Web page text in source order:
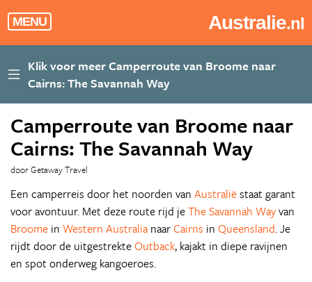
MENU Australie.nl
Camperroute van Broome naar
Cairns: The Savannah Way
door Getaway Travel
Een camperreis door het noorden van Australiëstaat garant
voor avontuur. Met deze route rijd jeThe Savannah Wayvan
Broome in Western Australia naarCairns in Queensland. Je
rijdt door de uitgestrekteOutback, kajakt in diepe ravijnen
en spot onderweg kangoeroes.